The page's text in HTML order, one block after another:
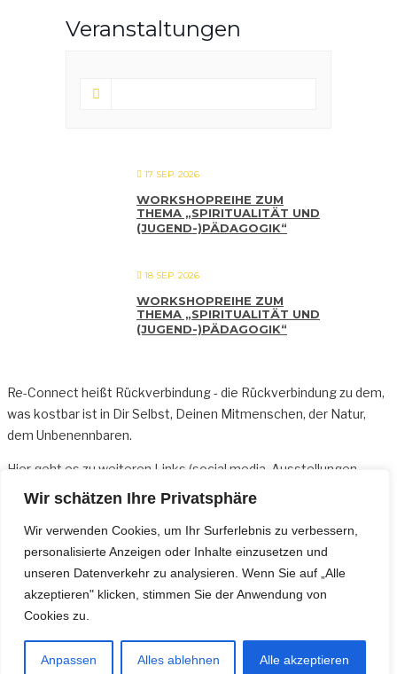
Wir schätzen Ihre Privatsphäre
Wir verwenden Cookies, um Ihr Surferlebnis zu verbessern,
personalisierte Anzeigen oder Inhalte einzusetzen und
unseren Datenverkehr zu analysieren. Wenn Sie auf „Alle
akzeptieren" klicken, stimmen Sie der Anwendung von
Cookies zu.
Anpassen Alles ablehnen Alle akzeptieren
Veranstaltungen
17 SEP. 2026
WORKSHOPREIHE ZUM
THEMA „SPIRITUALITÄT UND
(JUGEND-)PÄDAGOGIK“
18 SEP. 2026
WORKSHOPREIHE ZUM
THEMA „SPIRITUALITÄT UND
(JUGEND-)PÄDAGOGIK“
Re-Connect heißt Rückverbindung - die Rückverbindung zu dem,
was kostbar ist in Dir Selbst, Deinen Mitmenschen, der Natur,
dem Unbenennbaren.
Hier geht es zu weiteren Links (social media, Ausstellungen,
Sonderangeboten usw.)
Für Fragen bin ich per Mail oder telefonisch erreichbar:
kontakt@re-connect.net und +49 162 30 976 23
Wer auf dem Laufenden bleiben möchte, kann sich gerne für den
Newsletteranmelden.
Impressum